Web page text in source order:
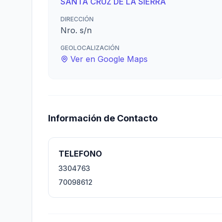
DIRECCIÓN
Nro. s/n
GEOLOCALIZACIÓN
Ver en Google Maps
Información de Contacto
TELEFONO
3304763
70098612